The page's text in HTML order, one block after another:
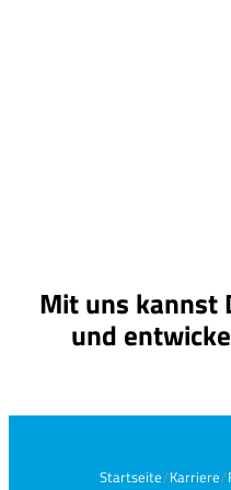
Mit uns kannst
und
Startseite Karriere